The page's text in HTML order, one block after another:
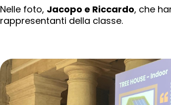
Nelle foto, Jacopo e Riccardo, che
rappresentanti della classe.